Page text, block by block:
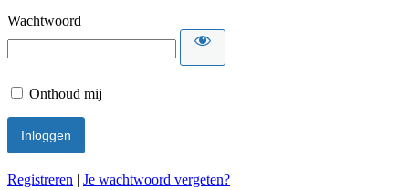
Wachtwoord
Onthoud mij
Registreren | Je wachtwoord vergeten?